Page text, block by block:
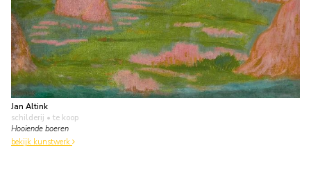
Jan Altink
schilderij • te koop
Hooiende boeren
bekijk kunstwerk